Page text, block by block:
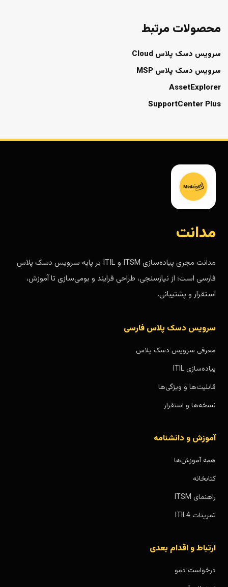
محصولات مرتبط
سرویس دسک پلاس Cloud
سرویس دسک پلاس MSP
AssetExplorer
SupportCenter Plus
مدانت
مدانت مجری پیاده‌سازی ITSM و ITIL بر پایه سرویس دسک پلاس
فارسی است؛ از نیازسنجی، طراحی فرایند و بومی‌سازی تا آموزش،
استقرار و پشتیبانی.
سرویس دسک پلاس فارسی
معرفی سرویس دسک پلاس
پیاده‌سازی ITIL
قابلیت‌ها و ویژگی‌ها
نسخه‌ها و استقرار
آموزش و دانشنامه
همه آموزش‌ها
کتابخانه
راهنمای ITSM
تمرینات ITIL4
ارتباط و اقدام بعدی
درخواست دمو